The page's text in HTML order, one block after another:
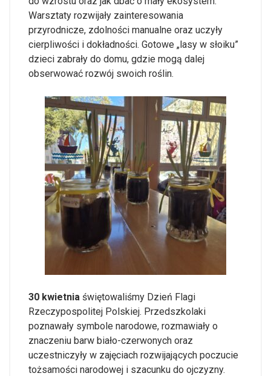
Warsztaty rozwijały zainteresowania
przyrodnicze, zdolności manualne oraz uczyły
cierpliwości i dokładności. Gotowe „lasy w słoiku”
dzieci zabrały do domu, gdzie mogą dalej
obserwować rozwój swoich roślin.
30 kwietnia świętowaliśmy Dzień Flagi
Rzeczypospolitej Polskiej. Przedszkolaki
poznawały symbole narodowe, rozmawiały o
znaczeniu barw biało-czerwonych oraz
uczestniczyły w zajęciach rozwijających poczucie
tożsamości narodowej i szacunku do ojczyzny.